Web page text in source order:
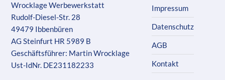
Wrocklage Werbewerkstatt
Rudolf-Diesel-Str. 28
49479 Ibbenbüren
AG Steinfurt HR 5989 B
Geschäftsführer: Martin Wrocklage
Ust-IdNr. DE231182233
Impressum
Datenschutz
AGB
Kontakt